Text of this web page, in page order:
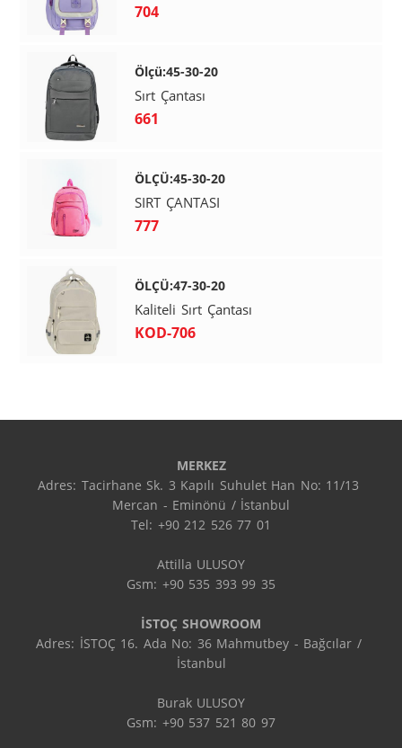
704
Ölçü:45-30-20
Sırt Çantası
661
ÖLÇÜ:45-30-20
SIRT ÇANTASI
777
ÖLÇÜ:47-30-20
Kaliteli Sırt Çantası
KOD-706
MERKEZ
Adres: Tacirhane Sk. 3 Kapılı Suhulet Han No: 11/13
Mercan - Eminönü / İstanbul
Tel: +90 212 526 77 01
Attilla ULUSOY
Gsm: +90 535 393 99 35
İSTOÇ SHOWROOM
Adres: İSTOÇ 16. Ada No: 36 Mahmutbey - Bağcılar /
İstanbul
Burak ULUSOY
Gsm: +90 537 521 80 97